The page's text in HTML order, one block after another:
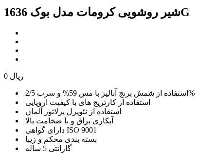
شیر روشویی کرومات مدل بوک 1636G
0 ریال
استفاده از شمش برنج آنالیز با مس 59% و سرب 2/5%
استفاده از کارتریج های با کیفیت اروپایی
استفاده از نئوپرل پرلاتور آلمان
آبکاری براق و با ضخامت بالا
دارای گواهی ISO 9001
بسته بندی محکم و زیبا
گارانتی 5 ساله